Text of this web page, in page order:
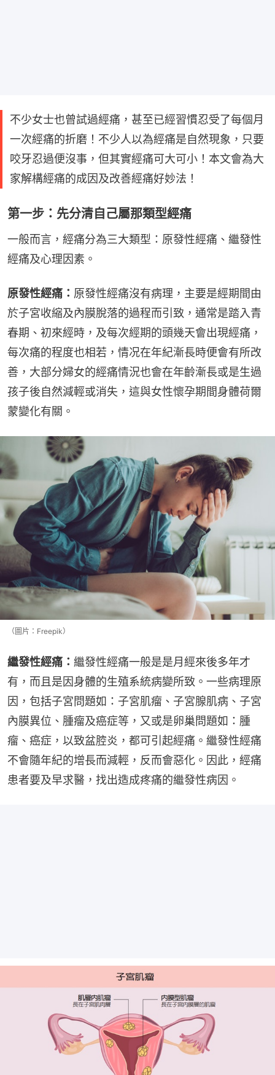
不少女士也曾試過經痛，甚至已經習慣忍受了每個月
一次經痛的折磨！不少人以為經痛是自然現象，只要
咬牙忍過便沒事，但其實經痛可大可小！本文會為大
家解構經痛的成因及改善經痛好妙法！
第一步：先分清自己屬那類型經痛
一般而言，經痛分為三大類型：原發性經痛、繼發性
經痛及心理因素。
原發性經痛： 原發性經痛沒有病理，主要是經期間由
於子宮收縮及內膜脫落的過程而引致，通常是踏入青
春期、初來經時，及每次經期的頭幾天會出現經痛，
每次痛的程度也相若，情况在年紀漸長時便會有所改
善，大部分婦女的經痛情況也會在年齡漸長或是生過
孩子後自然減輕或消失，這與女性懷孕期間身體荷爾
蒙變化有關。
（圖片：Freepik）
繼發性經痛： 繼發性經痛一般是是月經來後多年才
有，而且是因身體的生殖系統病變所致。一些病理原
因，包括子宮問題如：子宮肌瘤、子宮腺肌病、子宮
內膜異位、腫瘤及癌症等，又或是卵巢問題如：腫
瘤、癌症，以致盆腔炎，都可引起經痛。繼發性經痛
不會隨年紀的增長而減輕，反而會惡化。因此，經痛
患者要及早求醫，找出造成疼痛的繼發性病因。